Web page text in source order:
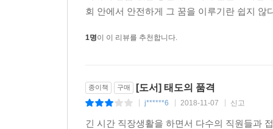
회 안에서 안전하게 그 꿈을 이루기란 쉽지
1명이 이 리뷰를 추천합니다.
종이책 구매 [도서] 태도의 품격
j******6 2018-11-07 신고
긴 시간 직장생활을 하면서 다수의 직원들과